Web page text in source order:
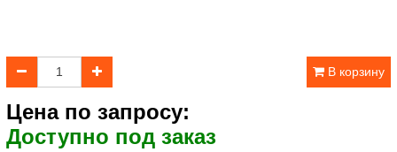
В корзину
Цена по запросу:
Доступно под заказ